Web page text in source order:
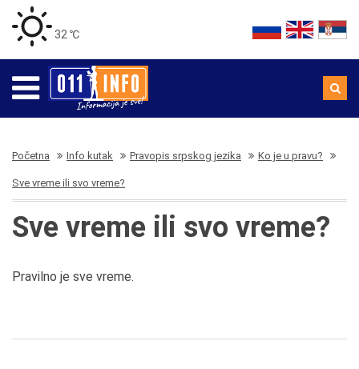
32 ℃
Početna Info kutak Pravopis srpskog jezika Ko je u pravu?
Sve vreme ili svo vreme?
Sve vreme ili svo vreme?
Pravilno je sve vreme.